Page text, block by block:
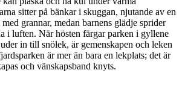
sitter på bänkar i skuggan, njutande av en
grannar, medan barnens glädje sprider
i luften. När hösten färgar parken i gyllene
in till snölek, är gemenskapen och leken
är mer än bara en lekplats; det är
och vänskapsband knyts.